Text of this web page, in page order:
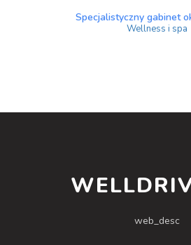
Specjalistyczny gabinet
Wellness i spa
web_desc